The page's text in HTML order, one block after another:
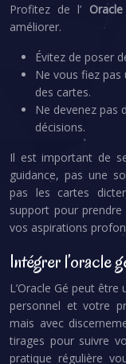
Profitez de l’
améliorer.
Évitez de poser
Ne vous fiez pas
des cartes.
Ne devenez pas
décisions.
Il est important de
guidance, pas une
pas les cartes
support pour
vos aspirations
Intégrer l’oracle
L’Oracle Gé peut
personnel et votre
mais avec
tirages pour suivre
pratique régulière